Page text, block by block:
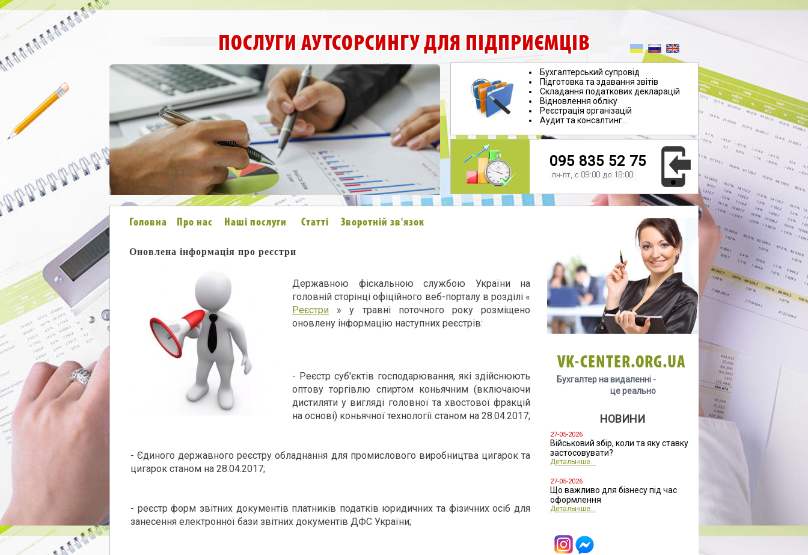
ПОСЛУГИ АУТСОРСИНГУ ДЛЯ ПІДПРИЄМЦІВ
Бухгалтерський супровід
Підготовка та здавання звітів
Складання податкових декларацій
Відновлення обліку
Реєстрація організацій
Аудит та консалтинг...
095 835 52 75
Головна Про нас Наші послуги Статті Зворотній зв'язок
Оновлена ​​інформація про реєстри
Державною фіскальною службою України на
головній сторінці офіційного веб-порталу в розділі «
Реєстри » у травні поточного року розміщено
оновлену інформацію наступних реєстрів:
- Реєстр суб'єктів господарювання, які здійснюють
оптову торгівлю спиртом коньячним (включаючи
дистиляти у вигляді головної та хвостової фракцій
на основі) коньячної технології станом на 28.04.2017;
- Єдиного державного реєстру обладнання для промислового виробництва цигарок та
цигарок станом на 28.04.2017;
- реєстр форм звітних документів платників податків юридичних та фізичних осіб для
занесення електронної бази звітних документів ДФС України;
VK-CENTER.ORG.UA
Бухгалтер на видаленні -
це реально
НОВИНИ
27-05-2026
Військовий збір, коли та яку ставку
застосовувати?
Детальніше...
27-05-2026
Що важливо для бізнесу під час
оформлення
Детальніше...